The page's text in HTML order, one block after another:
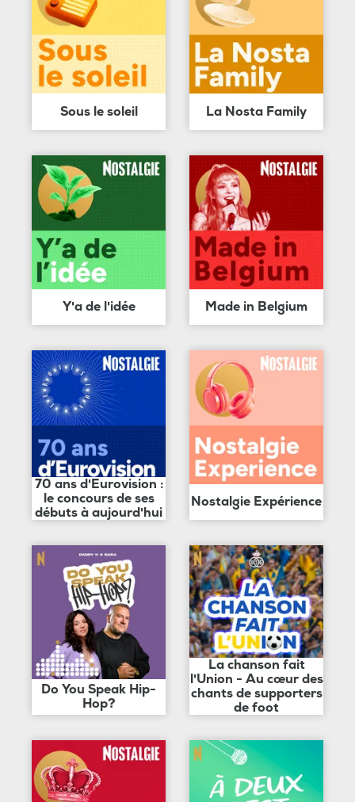
Sous le soleil La Nosta Family
Y'a de l'idée Made in Belgium
70 ans d'Eurovision :
le concours de ses
débuts à aujourd'hui
Nostalgie Expérience
Do You Speak Hip-
Hop?
La chanson fait
l'Union - Au cœur des
chants de supporters
de foot